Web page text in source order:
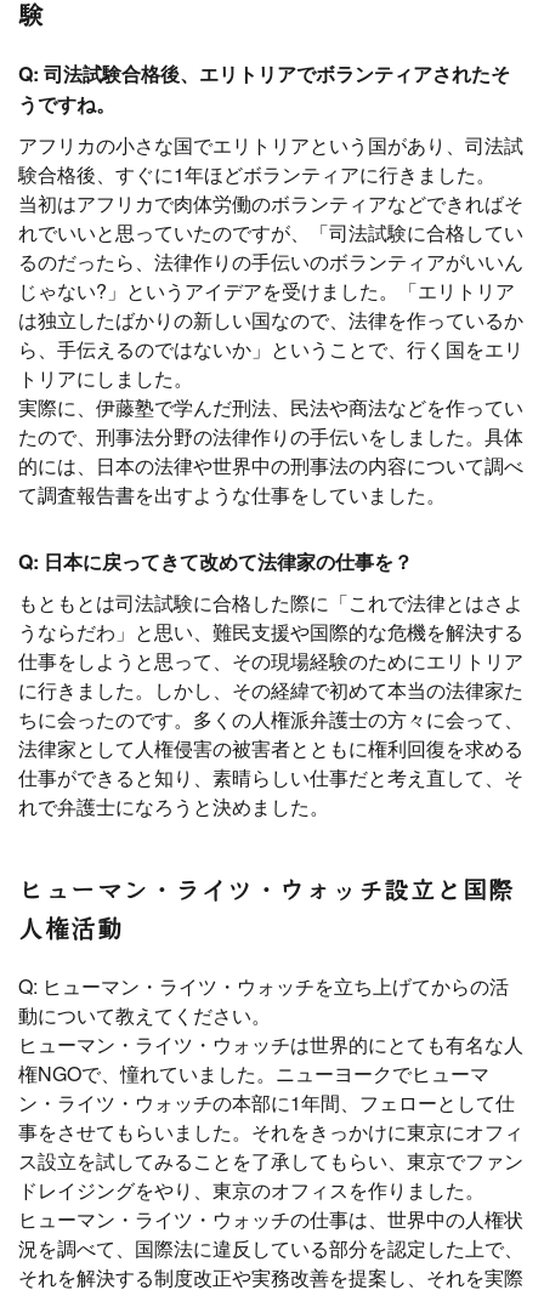
験
Q: 司法試験合格後、エリトリアでボランティアされたそ
うですね。
アフリカの小さな国でエリトリアという国があり、司法試
験合格後、すぐに1年ほどボランティアに行きました。
当初はアフリカで肉体労働のボランティアなどできればそ
れでいいと思っていたのですが、「司法試験に合格してい
るのだったら、法律作りの手伝いのボランティアがいいん
じゃない?」というアイデアを受けました。「エリトリア
は独立したばかりの新しい国なので、法律を作っているか
ら、手伝えるのではないか」ということで、行く国をエリ
トリアにしました。
実際に、伊藤塾で学んだ刑法、民法や商法などを作ってい
たので、刑事法分野の法律作りの手伝いをしました。具体
的には、日本の法律や世界中の刑事法の内容について調べ
て調査報告書を出すような仕事をしていました。
Q: 日本に戻ってきて改めて法律家の仕事を？
もともとは司法試験に合格した際に「これで法律とはさよ
うならだわ」と思い、難民支援や国際的な危機を解決する
仕事をしようと思って、その現場経験のためにエリトリア
に行きました。しかし、その経緯で初めて本当の法律家た
ちに会ったのです。多くの人権派弁護士の方々に会って、
法律家として人権侵害の被害者とともに権利回復を求める
仕事ができると知り、素晴らしい仕事だと考え直して、そ
れで弁護士になろうと決めました。
ヒューマン・ライツ・ウォッチ設立と国際
人権活動
Q: ヒューマン・ライツ・ウォッチを立ち上げてからの活
動について教えてください。
ヒューマン・ライツ・ウォッチは世界的にとても有名な人
権NGOで、憧れていました。ニューヨークでヒューマ
ン・ライツ・ウォッチの本部に1年間、フェローとして仕
事をさせてもらいました。それをきっかけに東京にオフィ
ス設立を試してみることを了承してもらい、東京でファン
ドレイジングをやり、東京のオフィスを作りました。
ヒューマン・ライツ・ウォッチの仕事は、世界中の人権状
況を調べて、国際法に違反している部分を認定した上で、
それを解決する制度改正や実務改善を提案し、それを実際